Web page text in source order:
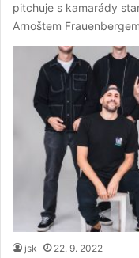
pitchuje s kamarády
Arnoštem
jsk 22. 9. 2022